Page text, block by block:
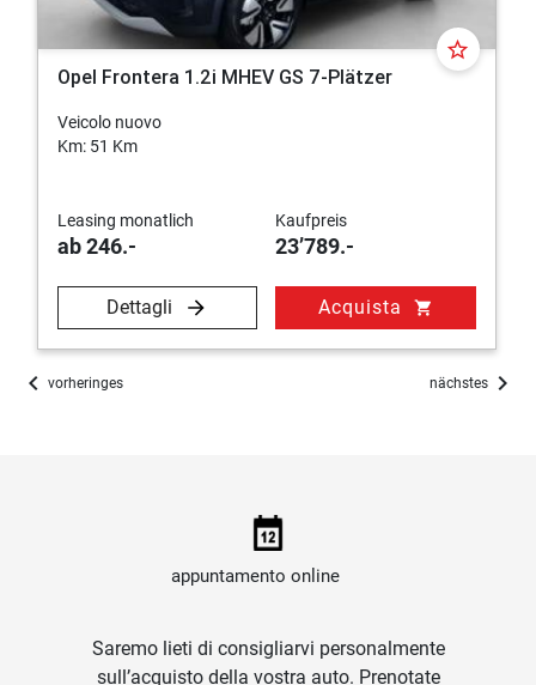
star_border
Opel Frontera 1.2i MHEV GS 7-Plätzer
Veicolo nuovo
Km: 51 Km
Leasing monatlich
ab 246.-
Kaufpreis
23’789.-
Dettagli Acquista shopping_cart
chevron_left vorheringes nächstes chevron_right
appuntamento online
Saremo lieti di consigliarvi personalmente
sull’acquisto della vostra auto. Prenotate